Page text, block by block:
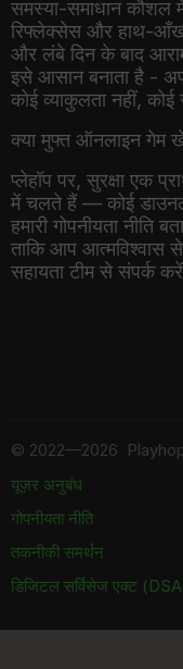
समस्या-समाधान कौशल
रिफ्लेक्सेस और हाथ-आँख
और लंबे दिन के बाद
इसे आसान बनाता है -
कोई व्याकुलता नहीं, कोई
क्या मुफ्त ऑनलाइन गेम
प्लेहॉप पर, सुरक्षा एक
में चलते हैं — कोई
हमारी गोपनीयता
ताकि आप आत्मविश्वास
सहायता टीम से संपर्क
© 2022—2026
यूज़र अनुबंध
गोपनीयता नीति
तकनीकी समर्थन
डिजिटल सर्विसेज एक्ट